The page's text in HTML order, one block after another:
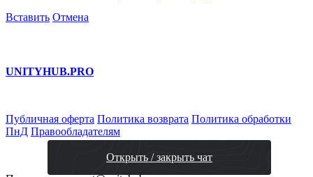
Вставить Отмена
Открыть / закрыть чат
UNITYHUB.PRO
Публичная оферта Политика возврата Политика обработки
ПнД Правообладателям